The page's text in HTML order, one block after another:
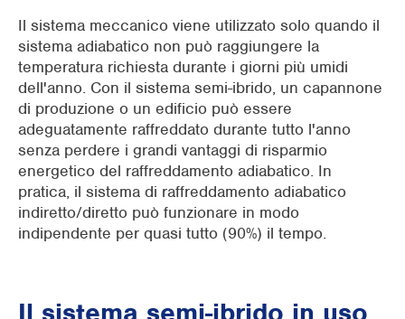
Il sistema meccanico viene utilizzato solo quando il
sistema adiabatico non può raggiungere la
temperatura richiesta durante i giorni più umidi
dell'anno. Con il sistema semi-ibrido, un capannone
di produzione o un edificio può essere
adeguatamente raffreddato durante tutto l'anno
senza perdere i grandi vantaggi di risparmio
energetico del raffreddamento adiabatico. In
pratica, il sistema di raffreddamento adiabatico
indiretto/diretto può funzionare in modo
indipendente per quasi tutto (90%) il tempo.